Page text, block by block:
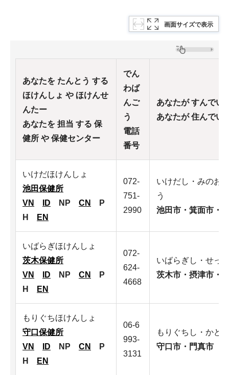
画面サイズで表示
あなたを たんとう する
ほけんしょ や ほけんせ
んたー
あなたを 担当 する 保
健所 や 保健センター
でん
わば
んご
う
電話
番号
あなたが すんでい
あなたが 住んでい
いけだほけんしょ
池田保健所
VN
ID NP CN
P
H
EN
072-
751-
2990
いけだし・みのお
う
池田市・箕面市・
いばらぎほけんしょ
茨木保健所
VN
ID NP CN
P
H
EN
072-
624-
4668
いばらぎし・せっ
茨木市・摂津市・
もりぐちほけんしょ
守口保健所
VN
ID NP CN
P
H
EN
06-6
993-
3131
もりぐちし・かど
守口市・門真市